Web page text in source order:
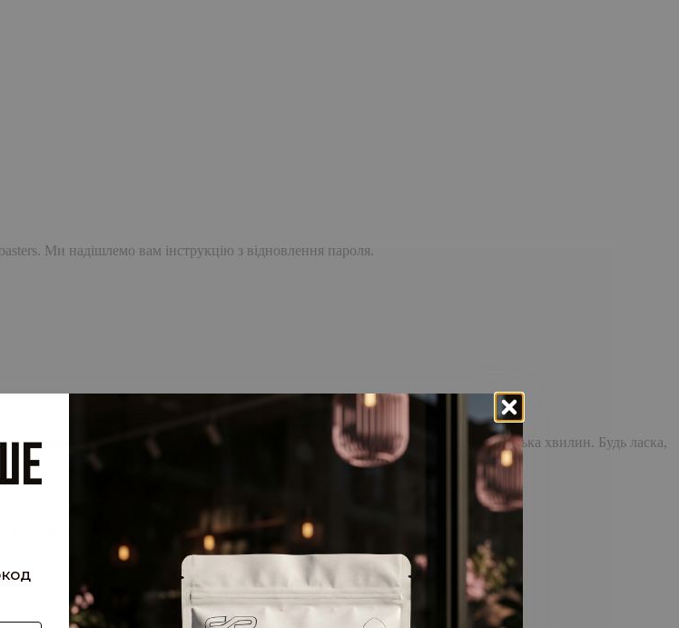
Ми надішлемо вам інструкцію з відновлення пароля.
до вашого облікового запису, доставка повідомлення може зайняти кілька хвилин. Будь ласка,
на пошту!